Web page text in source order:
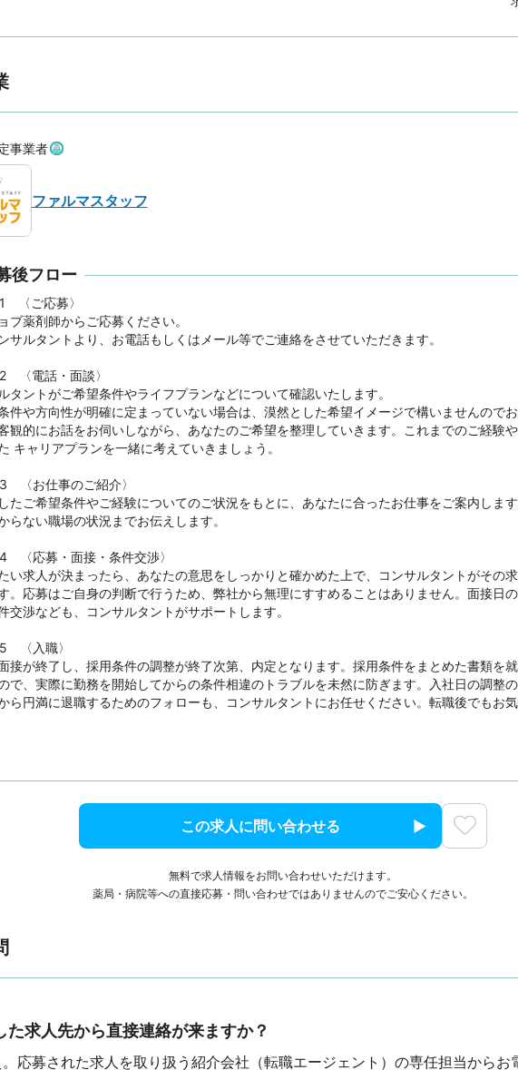
事業者
ファルマスタッフ
後フロー
〈ご応募〉
ブ薬剤師からご応募ください。
サルタントより、お電話もしくはメール等でご連絡をさせていただきます。
〈電話・面談〉
タントがご希望条件やライフプランなどについて確認いたします。
件や方向性が明確に定まっていない場合は、漠然とした希望イメージで構いませんので
観的にお話をお伺いしながら、あなたのご希望を整理していきます。これまでのご経験
キャリアプランを一緒に考えていきましょう。
〈お仕事のご紹介〉
たご希望条件やご経験についてのご状況をもとに、あなたに合ったお仕事をご案内しま
らない職場の状況までお伝えします。
〈応募・面接・条件交渉〉
い求人が決まったら、あなたの意思をしっかりと確かめた上で、コンサルタントがその
。応募はご自身の判断で行うため、弊社から無理にすすめることはありません。面接日
交渉なども、コンサルタントがサポートします。
〈入職〉
接が終了し、採用条件の調整が終了次第、内定となります。採用条件をまとめた書類を
で、実際に勤務を開始してからの条件相違のトラブルを未然に防ぎます。入社日の調整
ら円満に退職するためのフォローも、コンサルタントにお任せください。転職後でもお
この求人に問い合わせる
無料で求人情報をお問い合わせいただけます。
薬局・病院等への直接応募・問い合わせではありませんのでご安心ください。
た求人先から直接連絡が来ますか？
応募された求人を取り扱う紹介会社（転職エージェント）の専任担当からお